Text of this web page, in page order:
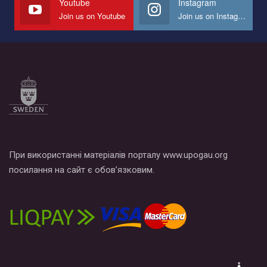
Все, что вам нужно сделать - это зайти на наш канал YouTube
по этой ссылке и поставить лайк под видео.
Join us on Youtube Join us on Instagram
При використанні матеріалів порталу www.upogau.org
посилання на сайт є обов’язковим.